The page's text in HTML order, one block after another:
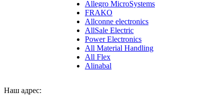
Allegro MicroSystems
FRAKO
Allconne electronics
AllSale Electric
Power Electronics
All Material Handling
All Flex
Alinabal
Наш адрес: